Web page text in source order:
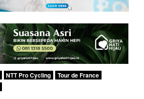
NTT Pro Cycling
Tour de France